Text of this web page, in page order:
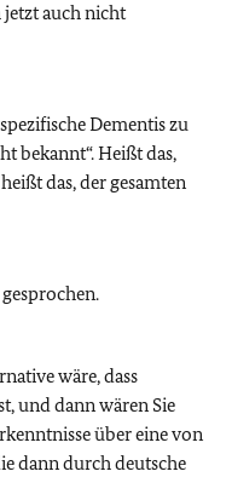
auch nicht
Dementis zu
bekannt“. Heißt das,
das, der gesamten
wäre, dass
und dann wären Sie
über eine von
dann durch deutsche